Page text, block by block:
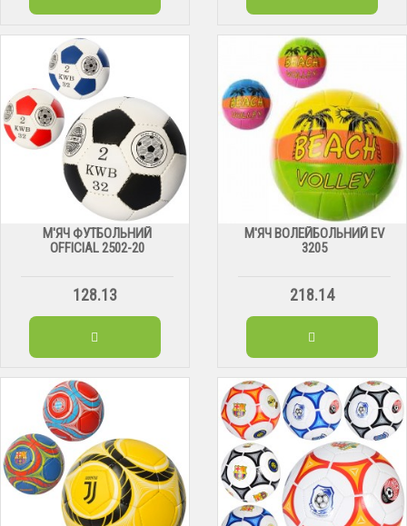
М'ЯЧ ФУТБОЛЬНИЙ
OFFICIAL 2502-20
128.13
М'ЯЧ ВОЛЕЙБОЛЬНИЙ EV
3205
218.14